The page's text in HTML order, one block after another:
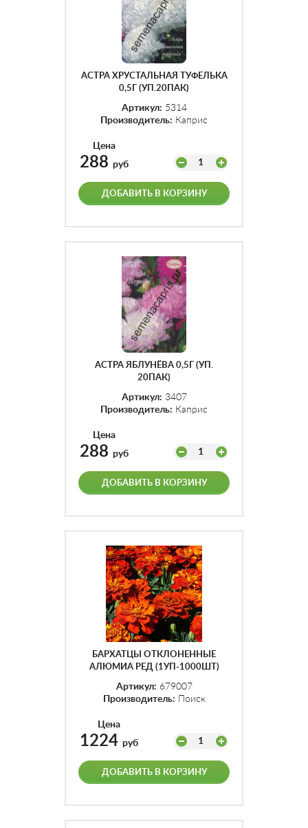
АСТРА ХРУСТАЛЬНАЯ ТУФЕЛЬКА
0,5Г (УП.20ПАК)
Артикул: 5314
Производитель: Каприс
Цена
288 руб 1
ДОБАВИТЬ В КОРЗИНУ
АСТРА ЯБЛУНЁВА 0,5Г (УП.
20ПАК)
Артикул: 3407
Производитель: Каприс
Цена
288 руб 1
ДОБАВИТЬ В КОРЗИНУ
БАРХАТЦЫ ОТКЛОНЕННЫЕ
АЛЮМИА РЕД (1УП-1000ШТ)
Артикул: 679007
Производитель: Поиск
Цена
1224 руб 1
ДОБАВИТЬ В КОРЗИНУ